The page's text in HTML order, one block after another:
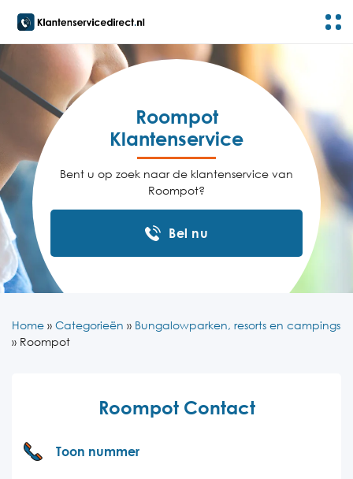
Roompot
Klantenservice
Bent u op zoek naar de klantenservice van
Roompot?
Bel nu
Home » Categorieën » Bungalowparken, resorts en campings
» Roompot
Roompot Contact
Toon nummer